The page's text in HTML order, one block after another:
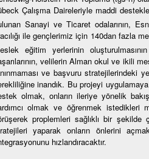
Çalışma Daireleriyle maddi
Sanayi ve Ticaret odalarının,
ile gençlerimiz için 140dan
eğitim yerlerinin
velilerin Alman okul ve ikili
ve başvuru stratejilerindeki
inandık. Bu projeyi
olmak, onların ileriye yönelik
olmak ve öğrenmek
proplemleri sağlıklı bir şekilde
yaparak onların önlerini
hızlandıracaktır.